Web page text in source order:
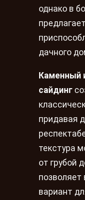
однако в
дачного
Каменный
сайдинг
придавая
текстура
от грубой
вариант